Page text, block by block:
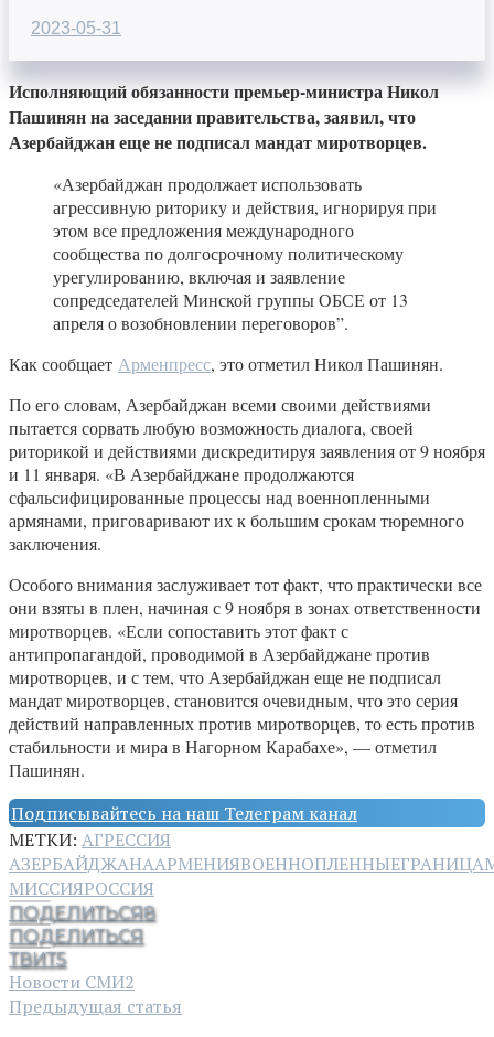
2023-05-31
Исполняющий обязанности премьер-министра Никол
Пашинян на заседании правительства, заявил, что
Азербайджан еще не подписал мандат миротворцев.
«Азербайджан продолжает использовать
агрессивную риторику и действия, игнорируя при
этом все предложения международного
сообщества по долгосрочному политическому
урегулированию, включая и заявление
сопредседателей Минской группы ОБСЕ от 13
апреля о возобновлении переговоров”.
Как сообщает Арменпресс, это отметил Никол Пашинян.
По его словам, Азербайджан всеми своими действиями
пытается сорвать любую возможность диалога, своей
риторикой и действиями дискредитируя заявления от 9 ноября
и 11 января. «В Азербайджане продолжаются
сфальсифицированные процессы над военнопленными
армянами, приговаривают их к большим срокам тюремного
заключения.
Особого внимания заслуживает тот факт, что практически все
они взяты в плен, начиная с 9 ноября в зонах ответственности
миротворцев. «Если сопоставить этот факт с
антипропагандой, проводимой в Азербайджане против
миротворцев, и с тем, что Азербайджан еще не подписал
мандат миротворцев, становится очевидным, что это серия
действий направленных против миротворцев, то есть против
стабильности и мира в Нагорном Карабахе», — отметил
Пашинян.
Подписывайтесь на наш Телеграм канал
МЕТКИ: АГРЕССИЯ
АЗЕРБАЙДЖАНААРМЕНИЯВОЕННОПЛЕННЫЕГРАНИЦА
МИССИЯРОССИЯ
ПОДЕЛИТЬСЯ8
ПОДЕЛИТЬСЯ
ТВИТ5
Новости СМИ2
Предыдущая статья